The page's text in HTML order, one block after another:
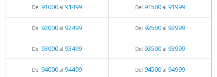
Del 91000al 91499 Del 91500al 91999
Del 92000al 92499 Del 92500al 92999
Del 93000al 93499 Del 93500al 93999
Del 94000al 94499 Del 94500al 94999